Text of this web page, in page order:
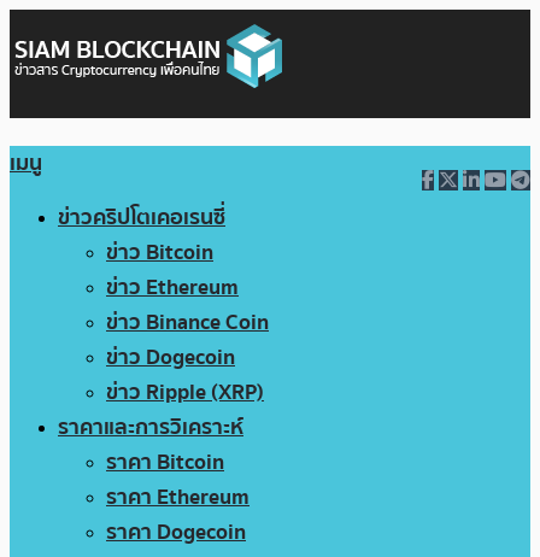
เมนู
ข่าวคริปโตเคอเรนซี่
ข่าว Bitcoin
ข่าว Ethereum
ข่าว Binance Coin
ข่าว Dogecoin
ข่าว Ripple (XRP)
ราคาและการวิเคราะห์
ราคา Bitcoin
ราคา Ethereum
ราคา Dogecoin